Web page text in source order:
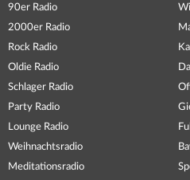
90er Radio
2000er Radio
Rock Radio
Oldie Radio
Schlager Radio
Party Radio
Lounge Radio
Weihnachtsradio
Meditationsradio